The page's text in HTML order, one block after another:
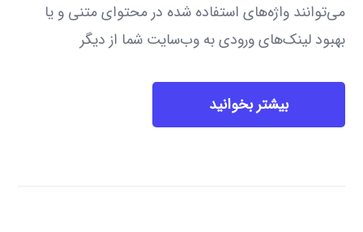
می‌توانند واژه‌های استفاده شده در محتوای متنی و یا
بهبود لینک‌های ورودی به وب‌سایت شما از دیگر
بیشتر بخوانید